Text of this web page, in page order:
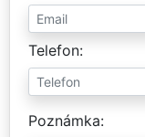
Telefon
Poznámka